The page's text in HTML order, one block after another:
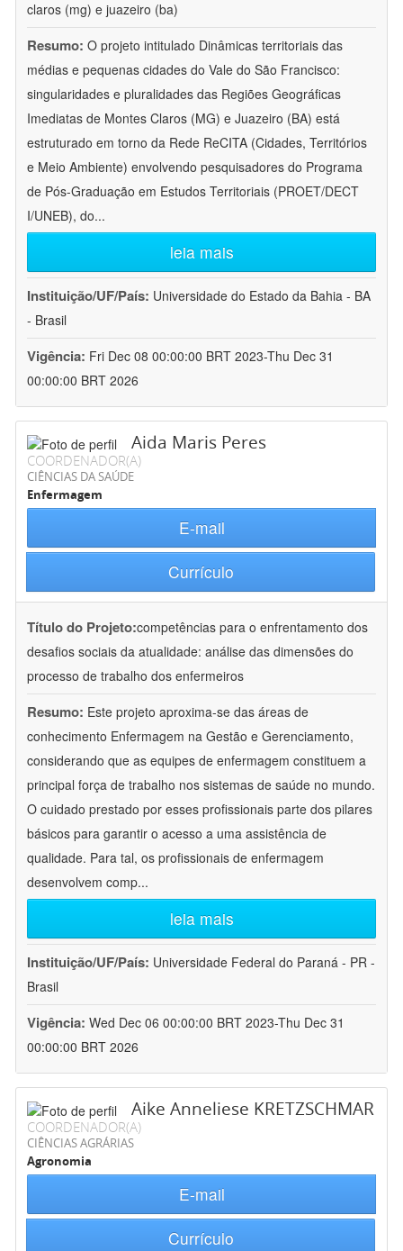
claros (mg) e juazeiro (ba)
Resumo: O projeto intitulado Dinâmicas territoriais das
médias e pequenas cidades do Vale do São Francisco:
singularidades e pluralidades das Regiões Geográficas
Imediatas de Montes Claros (MG) e Juazeiro (BA) está
estruturado em torno da Rede ReCITA (Cidades, Territórios
e Meio Ambiente) envolvendo pesquisadores do Programa
de Pós-Graduação em Estudos Territoriais (PROET/DECT
I/UNEB), do...
leia mais
Instituição/UF/País: Universidade do Estado da Bahia - BA
- Brasil
Vigência: Fri Dec 08 00:00:00 BRT 2023-Thu Dec 31
00:00:00 BRT 2026
Aida Maris Peres
COORDENADOR(A)
CIÊNCIAS DA SAÚDE
Enfermagem
E-mail
Currículo
Título do Projeto:competências para o enfrentamento dos
desafios sociais da atualidade: análise das dimensões do
processo de trabalho dos enfermeiros
Resumo: Este projeto aproxima-se das áreas de
conhecimento Enfermagem na Gestão e Gerenciamento,
considerando que as equipes de enfermagem constituem a
principal força de trabalho nos sistemas de saúde no mundo.
O cuidado prestado por esses profissionais parte dos pilares
básicos para garantir o acesso a uma assistência de
qualidade. Para tal, os profissionais de enfermagem
desenvolvem comp...
leia mais
Instituição/UF/País: Universidade Federal do Paraná - PR -
Brasil
Vigência: Wed Dec 06 00:00:00 BRT 2023-Thu Dec 31
00:00:00 BRT 2026
Aike Anneliese KRETZSCHMAR
COORDENADOR(A)
CIÊNCIAS AGRÁRIAS
Agronomia
E-mail
Currículo